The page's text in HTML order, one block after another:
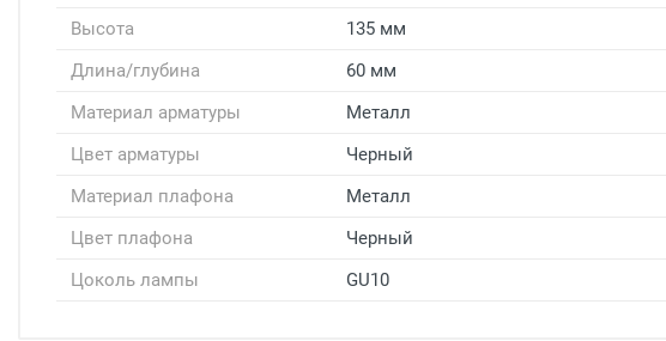
Высота
135 мм
Длина/глубина
60 мм
Материал арматуры
Металл
Цвет арматуры
Черный
Материал плафона
Металл
Цвет плафона
Черный
Цоколь лампы
GU10